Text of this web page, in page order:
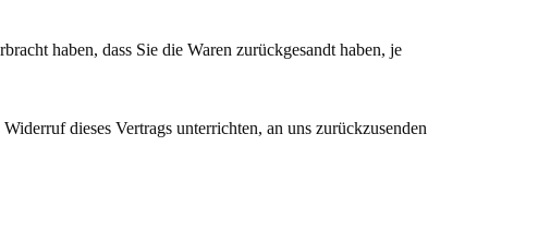
haben, dass Sie die Waren zurückgesandt haben, je
dieses Vertrags unterrichten, an uns zurückzusenden